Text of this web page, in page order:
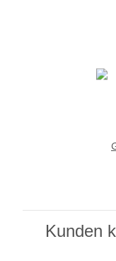
Kunden